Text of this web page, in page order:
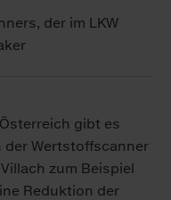
der im LKW
gibt es
der Wertstoffscanner
zum Beispiel
Reduktion der